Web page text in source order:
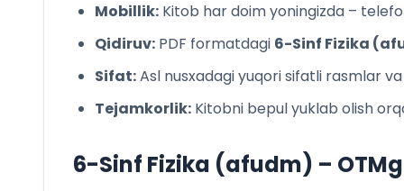
44-mavzu.
45-mavzu.
46-
V bobni
Yakuniy
V BOB.
47-
Mobillik: Kitob har doim yoningizda –
Qidiruv: PDF formatdagi 6-Sinf Fizika
Sifat:Asl nusxadagi yuqori sifatli rasmlar
Tejamkorlik: Kitobni bepul yuklab olish
6-Sinf Fizika (afudm) –